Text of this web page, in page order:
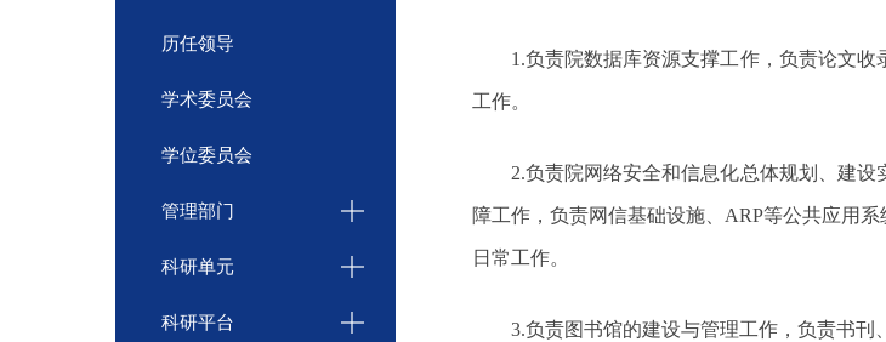
历任领导
学术委员会
学位委员会
管理部门
科研单元
科研平台
1.负责院数据库资源支撑工作，负责论文
工作。
2.负责院网络安全和信息化总体规划、建
障工作，负责网信基础设施、ARP等公共应用
日常工作。
3.负责图书馆的建设与管理工作，负责书刊